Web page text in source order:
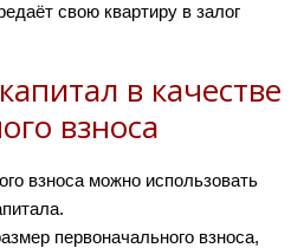
свою квартиру в залог
в качестве
взноса
взноса можно использовать
первоначального взноса,